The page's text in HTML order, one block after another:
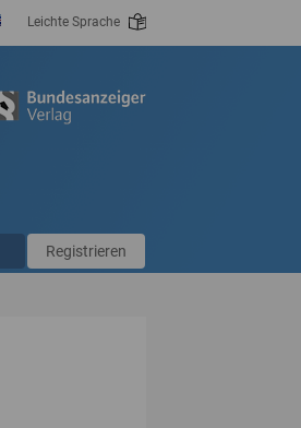
Leichte Sprache
Registrieren